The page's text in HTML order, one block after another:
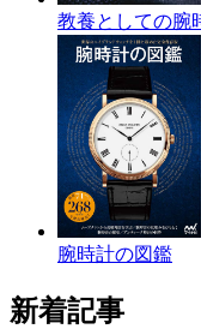
教養としての腕
腕時計の図鑑
新着記事